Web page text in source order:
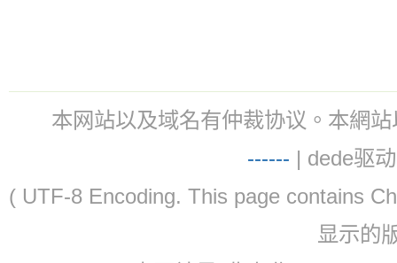
本网站以及域名有仲裁协议。本網
------ | dede驱
( UTF-8 Encoding. This page contains
显示的